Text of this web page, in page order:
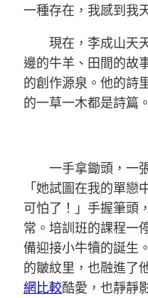
一種存在，我感到我
現在，李成山天
邊的牛羊、田間的故
的創作源泉。他的詩
的一草一木都是詩篇。
一手拿鋤頭，一
「她試圖在我的單
可怕了！」手握筆頭
常。培訓班的課程一
備迎接小牛犢的誕生
的皺紋里，也融進了
網比較酷愛，也靜靜